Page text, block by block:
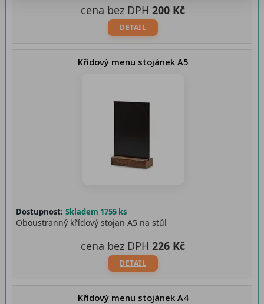
DETAIL
cena bez DPH 200 Kč
Křídový menu stojánek A5
Dostupnost: Skladem 1755 ks
Oboustranný křídový stojan A5 na stůl
DETAIL
cena bez DPH 226 Kč
Křídový menu stojánek A4